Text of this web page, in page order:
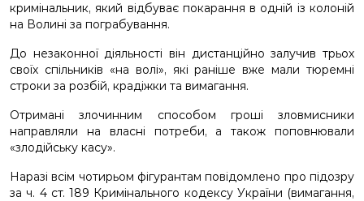
кримінальник, який відбуває покарання в одній із колоній
на Волині за пограбування.
До незаконної діяльності він дистанційно залучив трьох
своїх спільників «на волі», які раніше вже мали тюремні
строки за розбій, крадіжки та вимагання.
Отримані злочинним способом гроші зловмисники
направляли на власні потреби, а також поповнювали
«злодійську касу».
Наразі всім чотирьом фігурантам повідомлено про підозру
за ч. 4 ст. 189 Кримінального кодексу України (вимагання,